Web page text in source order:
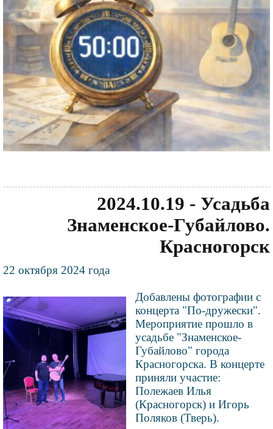
2024.10.19 - Усадьба
Знаменское-Губайлово.
Красногорск
Текст
22 октября 2024 года
Файл
изображения
Добавлены фотографии с
концерта "По-дружески".
Мероприятие прошло в
усадьбе "Знаменское-
Губайлово" города
Красногорска. В концерте
приняли участие:
Полежаев Илья
(Красногорск) и Игорь
Поляков (Тверь).